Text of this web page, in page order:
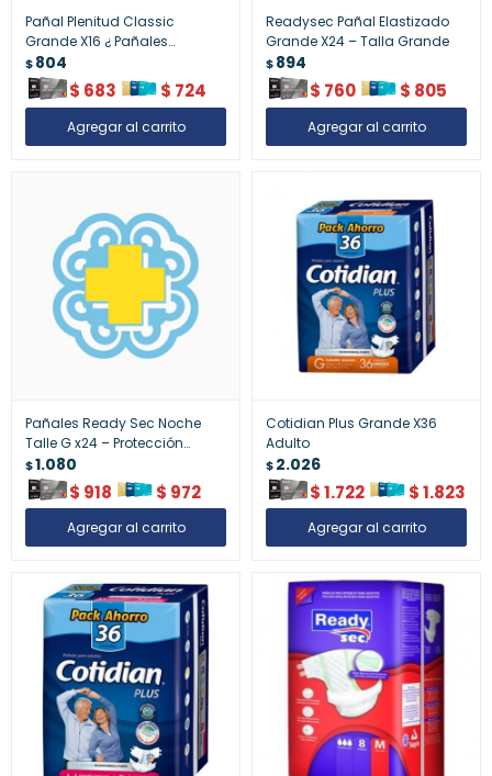
Pañal Plenitud Classic
Grande X16 ¿ Pañales
Tradicionales
$804
$ 683 $ 724
Readysec Pañal Elastizado
Grande X24 – Talla Grande
$894
$ 760 $ 805
Pañales Ready Sec Noche
Talle G x24 – Protección
Nocturna
$1.080
$ 918 $ 972
Cotidian Plus Grande X36
Adulto
$2.026
$1.722 $1.823